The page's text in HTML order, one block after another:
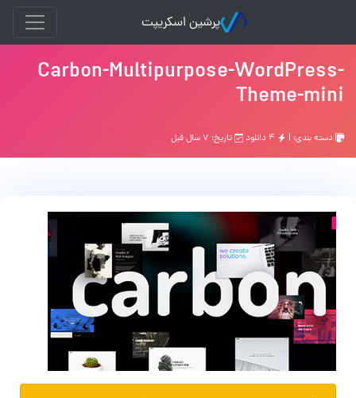
پرشین اسکریپت
Carbon-Multipurpose-WordPress-
Theme-mini
دسته بندی: | تاریخ: ۷ سال قبل